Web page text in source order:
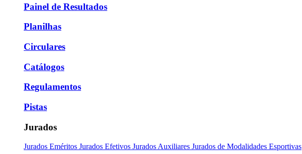
Painel de Resultados
Planilhas
Circulares
Catálogos
Regulamentos
Pistas
Jurados
Jurados Eméritos Jurados Efetivos Jurados Auxiliares Jurados de Modalidades Esportivas